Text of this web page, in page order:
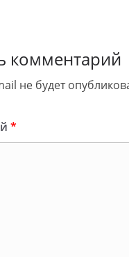
комментарий
не будет
*